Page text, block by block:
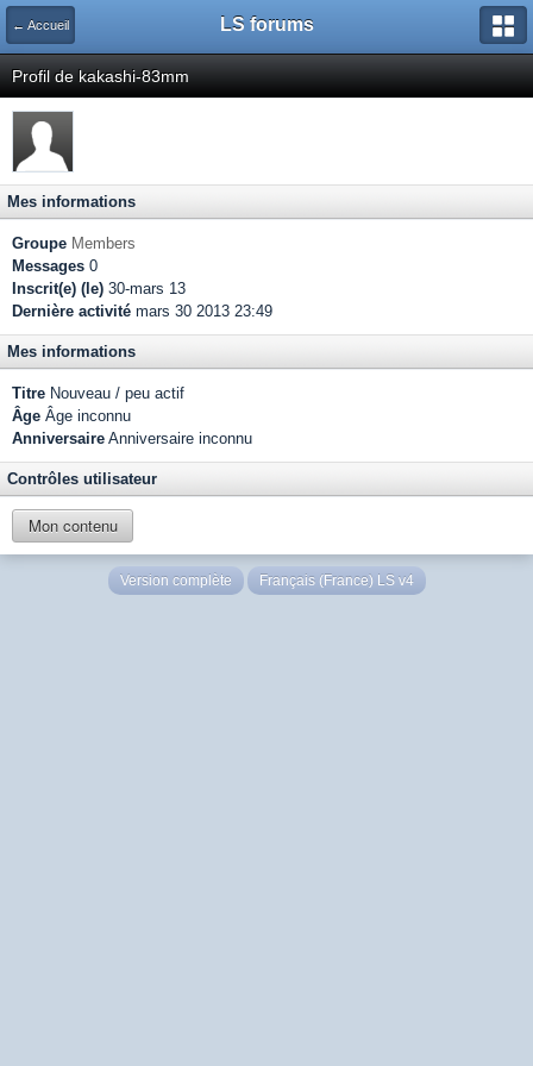
← Accueil LS forums
Profil de kakashi-83mm
Mes informations
Groupe Members
Messages 0
Inscrit(e) (le) 30-mars 13
Dernière activité mars 30 2013 23:49
Mes informations
Titre Nouveau / peu actif
Âge Âge inconnu
Anniversaire Anniversaire inconnu
Contrôles utilisateur
Mon contenu
Version complète Français (France) LS v4